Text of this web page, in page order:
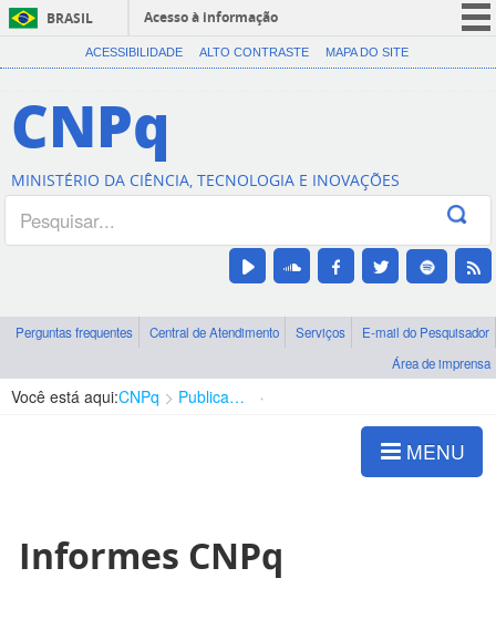
BRASIL
Acesso à informação
CORONAVÍRUS (COVID-19)
Canais
ACESSIBILIDADE ALTO CONTRASTE MAPA DO SITE
CNPq
MINISTÉRIO DA CIÊNCIA, TECNOLOGIA E INOVAÇÕES
Perguntas frequentes Central de Atendimento Serviços
E-mail do Pesquisador
Área de imprensa
Você está aqui:CNPq Publicações
MENU
Informes CNPq